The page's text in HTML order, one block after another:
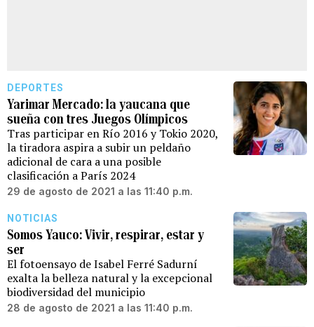
DEPORTES
Yarimar Mercado: la yaucana que
sueña con tres Juegos Olímpicos
Tras participar en Río 2016 y Tokio 2020,
la tiradora aspira a subir un peldaño
adicional de cara a una posible
clasificación a París 2024
29 de agosto de 2021 a las 11:40 p.m.
NOTICIAS
Somos Yauco: Vivir, respirar, estar y
ser
El fotoensayo de Isabel Ferré Sadurní
exalta la belleza natural y la excepcional
biodiversidad del municipio
28 de agosto de 2021 a las 11:40 p.m.